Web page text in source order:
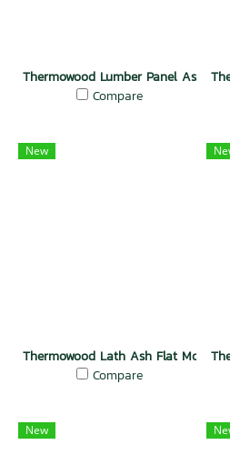
Thermowood Lumber Panel Ash
Compare
New
Thermowood Lath Ash Flat Mocha
Compare
New